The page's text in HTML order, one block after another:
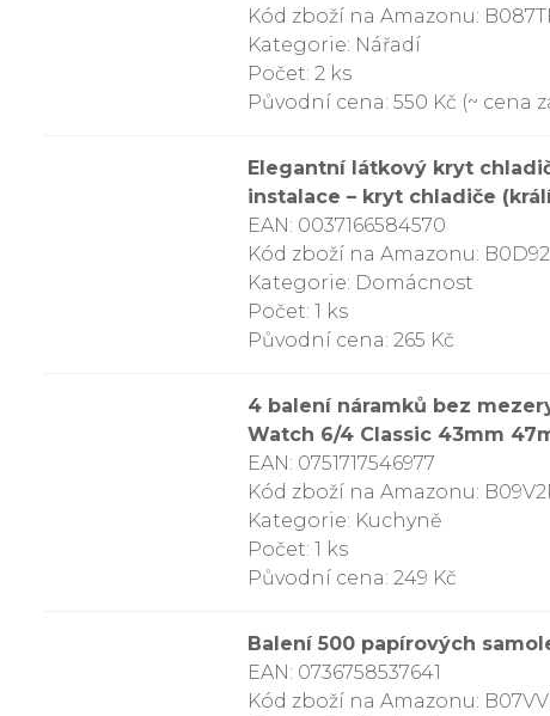
Kód zboží na Amazonu:
Kategorie: Nářadí
Počet: 2 ks
Původní cena: 550 Kč (~ cena
Elegantní látkový kryt
instalace – kryt chladiče
EAN: 0037166584570
Kód zboží na Amazonu:
Kategorie: Domácnost
Počet: 1 ks
Původní cena: 265 Kč
4 balení náramků bez
Watch 6/4 Classic 43mm
EAN: 0751717546977
Kód zboží na Amazonu:
Kategorie: Kuchyně
Počet: 1 ks
Původní cena: 249 Kč
Balení 500 papírových
EAN: 0736758537641
Kód zboží na Amazonu: